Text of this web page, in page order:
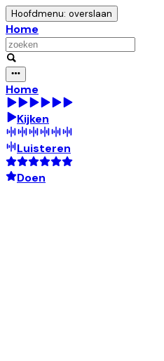
Hoofdmenu: overslaan
Home
Home
Kijken
Luisteren
Doen